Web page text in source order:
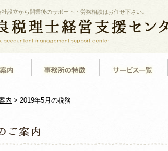
設立から開業後のサポート・労務相談はお任せ下さい。
内 > 2019年5月の税務